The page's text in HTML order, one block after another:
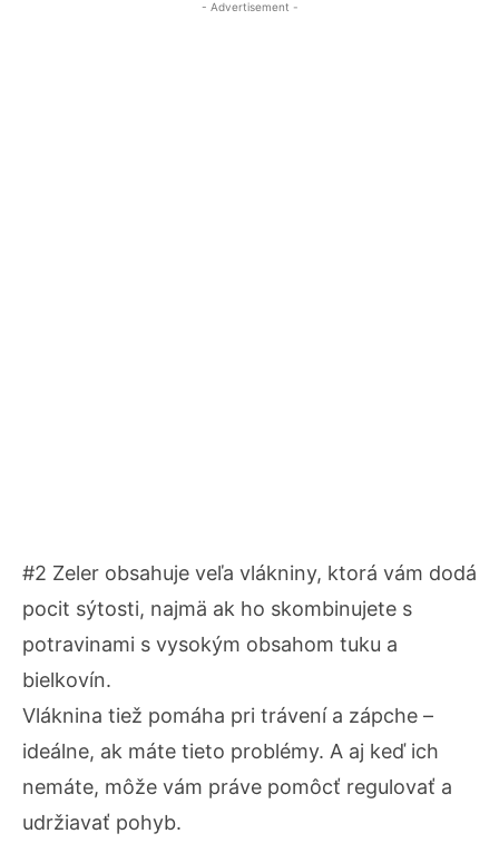
- Advertisement -
#2 Zeler obsahuje veľa vlákniny, ktorá vám dodá
pocit sýtosti, najmä ak ho skombinujete s
potravinami s vysokým obsahom tuku a
bielkovín.
Vláknina tiež pomáha pri trávení a zápche –
ideálne, ak máte tieto problémy. A aj keď ich
nemáte, môže vám práve pomôcť regulovať a
udržiavať pohyb.